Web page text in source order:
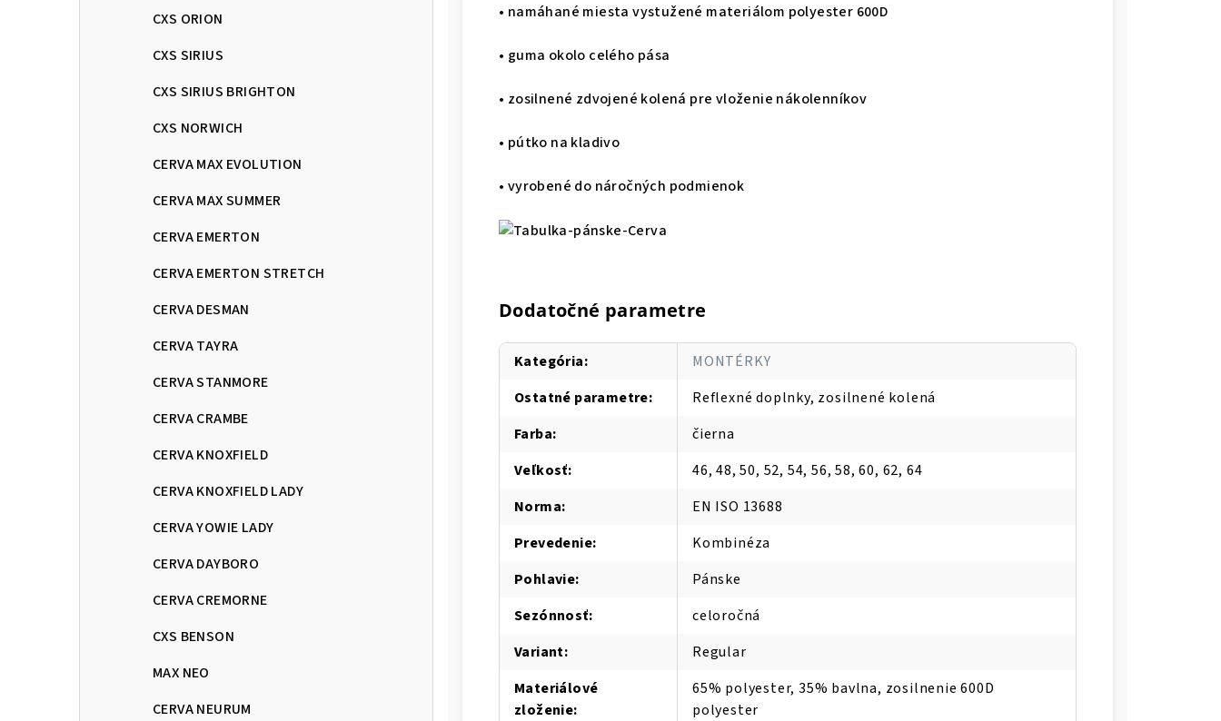
CXS ORION
CXS SIRIUS
CXS SIRIUS BRIGHTON
CXS NORWICH
CERVA MAX EVOLUTION
CERVA MAX SUMMER
CERVA EMERTON
CERVA EMERTON STRETCH
CERVA DESMAN
CERVA TAYRA
CERVA STANMORE
CERVA CRAMBE
CERVA KNOXFIELD
CERVA KNOXFIELD LADY
CERVA YOWIE LADY
CERVA DAYBORO
CERVA CREMORNE
CXS BENSON
MAX NEO
CERVA NEURUM
• namáhané miesta vystužené materiálom polyester 600D
• guma okolo celého pása
• zosilnené zdvojené kolená pre vloženie nákolenníkov
• pútko na kladivo
• vyrobené do náročných podmienok
Dodatočné parametre
Kategória:
MONTÉRKY
Ostatné parametre:
Reflexné doplnky, zosilnené kolená
Farba:
čierna
Veľkosť:
46, 48, 50, 52, 54, 56, 58, 60, 62, 64
Norma:
EN ISO 13688
Prevedenie:
Kombinéza
Pohlavie:
Pánske
Sezónnosť:
celoročná
Variant:
Regular
Materiálové
zloženie:
65% polyester, 35% bavlna, zosilnenie 600D
polyester